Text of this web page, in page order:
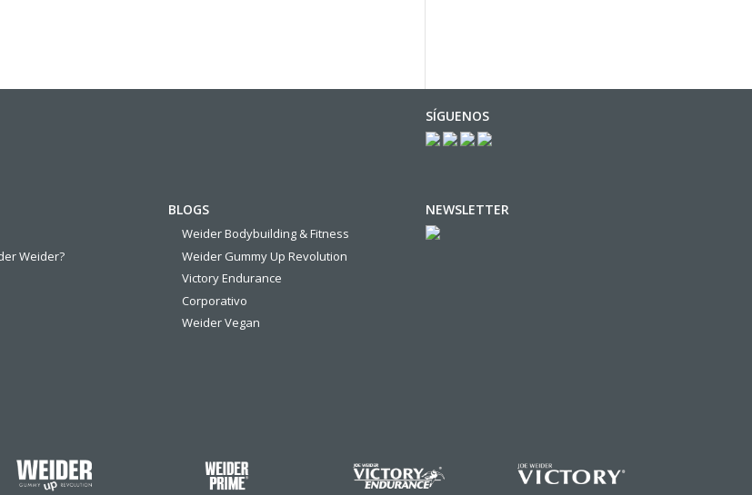
SÍGUENOS
Weider?
BLOGS
Weider Bodybuilding & Fitness
Weider Gummy Up Revolution
Victory Endurance
Corporativo
Weider Vegan
NEWSLETTER